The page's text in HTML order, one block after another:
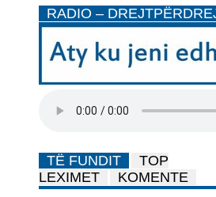
RADIO –
TË FUNDIT
TOP
LEXIMET
KOMENTE